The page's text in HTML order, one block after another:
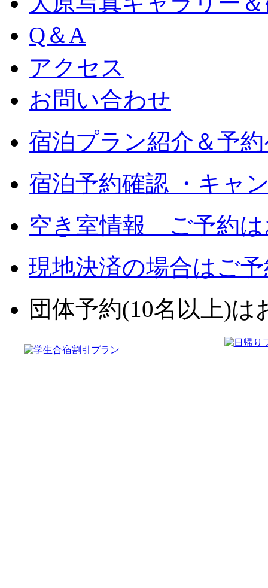
Q＆A
アクセス
お問い合わせ
宿泊プラン紹介＆予
宿泊予約確認 ・キャ
空き室情報 ご予約は
現地決済の場合はご
団体予約(10名以上)は